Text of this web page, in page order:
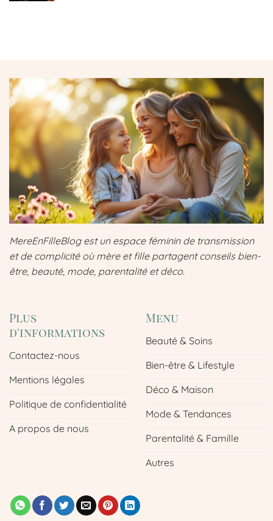
MereEnFilleBlog est un espace féminin de transmission
et de complicité où mère et fille partagent conseils bien-
être, beauté, mode, parentalité et déco.
Plus
d'informations
Contactez-nous
Mentions légales
Politique de confidentialité
A propos de nous
Menu
Beauté & Soins
Bien-être & Lifestyle
Déco & Maison
Mode & Tendances
Parentalité & Famille
Autres